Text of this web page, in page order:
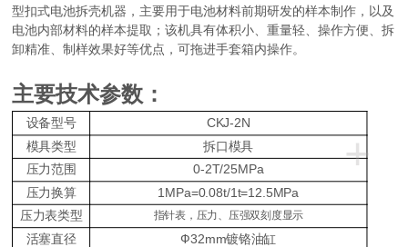
型扣式电池拆壳机器，主要用于电池材料前期研发的样本制作，以及
电池内部材料的样本提取；该机具有体积小、重量轻、操作方便、拆
卸精准、制样效果好等优点 ，可拖进手套箱内操作。
主要技术参数：
+
设备型号 CKJ-2N
模具类型 拆口模具
压力范围 0-2T/25MPa
压力换算 1MPa=0.08t/1t=12.5MPa
压力表类型 指针表 ，压力、压强双刻度显示
活塞直径 Ф32mm镀铬油缸